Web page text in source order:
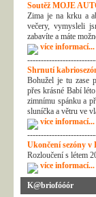
Soutěž MOJE
Zima je na krku a
večery, vymysleli
zabavíte a máte
více informací...
Shrnutí
Bohužel je tu zase
přes krásné Babí
zimnímu spánku a
sluníčka a větru ve
více informací...
Ukončení sezóny v
Rozloučení s létem
více informací...
K@briofóóór